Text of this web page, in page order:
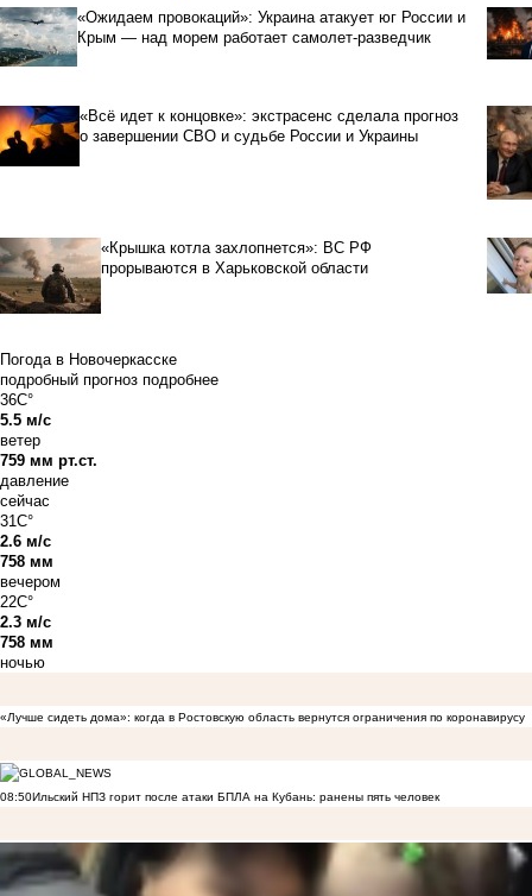
«Ожидаем провокаций»: Украина атакует юг России и
Крым — над морем работает самолет-разведчик
«Всё идет к концовке»: экстрасенс сделала прогноз
о завершении СВО и судьбе России и Украины
«Крышка котла захлопнется»: ВС РФ
прорываются в Харьковской области
Погода в Новочеркасске
подробный прогноз подробнее
36C°
5.5 м/с
ветер
759 мм рт.ст.
давление
сейчас
31C°
2.6 м/с
758 мм
вечером
22C°
2.3 м/с
758 мм
ночью
«Лучше сидеть дома»: когда в Ростовскую область вернутся ограничения по коронавирусу
08:50Ильский НПЗ горит после атаки БПЛА на Кубань: ранены пять человек